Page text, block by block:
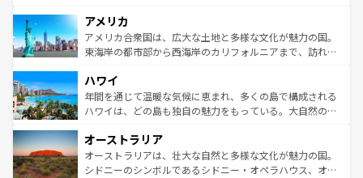
ンツ一覧を参照してほしい。
の建物がそのまま残る町や、スイスならではのユニークな
博物館もあり、アルプス観光だけでなく町歩きも満喫する
ことができる。国民の所得が高いため物価も高いが、旅行
ば市内交通費無料で観光を楽しむこともできる。 なお、新
着のスイス情報はコンテンツ一覧 を参照してほしい。
アメリカ
アメリカ合衆国は、広大な土地と多様な文化が魅力の国。
東海岸の都市部から西海岸のカリフォルニアまで、訪れる
のような巨大都市は、観光、ショッピング、エンターテイ
ンメントが詰まった刺激的なスポットだ。一方、アメリカ
西部には大自然が広がり、グランドキャニオンやイエロー
部のニューオーリンズでは、音楽と美食が融合した独特の
文化が魅力。旅行者はアメリカの各地域で異なる魅力を楽
しみながら、その多様性と豊かな歴史を感じることができ
ハワイ
年間を通じて温暖な気候に恵まれ、多くの島で構成される
ハワイは、どの島も独自の魅力をもっている。大自然の神
ワイ島は見逃せない。また、定番の観光地といえばオアフ
島だが、静かな自然を求めるならマウイ島やカウアイ島が
おすすめ。エメラルドグリーンに輝く海をはじめ、豊かな
オーストラリア
オーストラリアは、壮大な自然と多様な文化が魅力の国。
シドニーのシンボルであるシドニー・オペラハウス、オー